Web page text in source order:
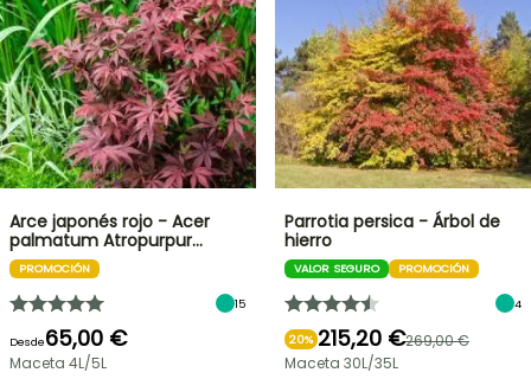
Arce japonés rojo - Acer
palmatum Atropurpur…
PROMOCIÓN
15
Desde65,00 €
Maceta 4L/5L
Parrotia persica - Árbol de
hierro
VALOR SEGURO PROMOCIÓN
4
20% 215,20 €269,00 €
Maceta 30L/35L